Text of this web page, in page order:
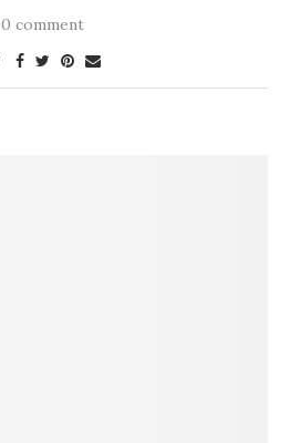
0 comment